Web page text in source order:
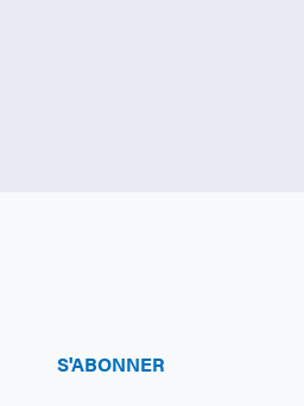
S'ABONNER